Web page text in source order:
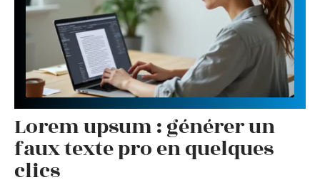
Lorem upsum : générer un
faux texte pro en quelques
clics